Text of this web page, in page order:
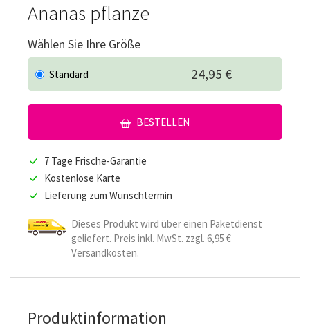
Ananas pflanze
Wählen Sie Ihre Größe
Standard 24,95 €
BESTELLEN
7 Tage Frische-Garantie
Kostenlose Karte
Lieferung zum Wunschtermin
Dieses Produkt wird über einen Paketdienst
geliefert. Preis inkl. MwSt. zzgl. 6,95 €
Versandkosten.
Produktinformation